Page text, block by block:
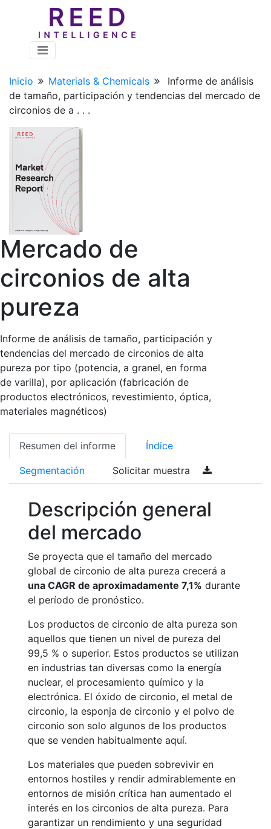
Inicio Materials & Chemicals
Informe de análisis
de tamaño, participación y tendencias del mercado de
circonios de a . . .
Mercado de
circonios de alta
pureza
Informe de análisis de tamaño, participación y
tendencias del mercado de circonios de alta
pureza por tipo (potencia, a granel, en forma
de varilla), por aplicación (fabricación de
productos electrónicos, revestimiento, óptica,
materiales magnéticos)
Resumen del informe Índice
Segmentación Solicitar muestra
Descripción general
del mercado
Se proyecta que el tamaño del mercado
global de circonio de alta pureza crecerá a
una CAGR de aproximadamente 7,1% durante
el período de pronóstico.
Los productos de circonio de alta pureza son
aquellos que tienen un nivel de pureza del
99,5 % o superior. Estos productos se utilizan
en industrias tan diversas como la energía
nuclear, el procesamiento químico y la
electrónica. El óxido de circonio, el metal de
circonio, la esponja de circonio y el polvo de
circonio son solo algunos de los productos
que se venden habitualmente aquí.
Los materiales que pueden sobrevivir en
entornos hostiles y rendir admirablemente en
entornos de misión crítica han aumentado el
interés en los circonios de alta pureza. Para
garantizar un rendimiento y una seguridad